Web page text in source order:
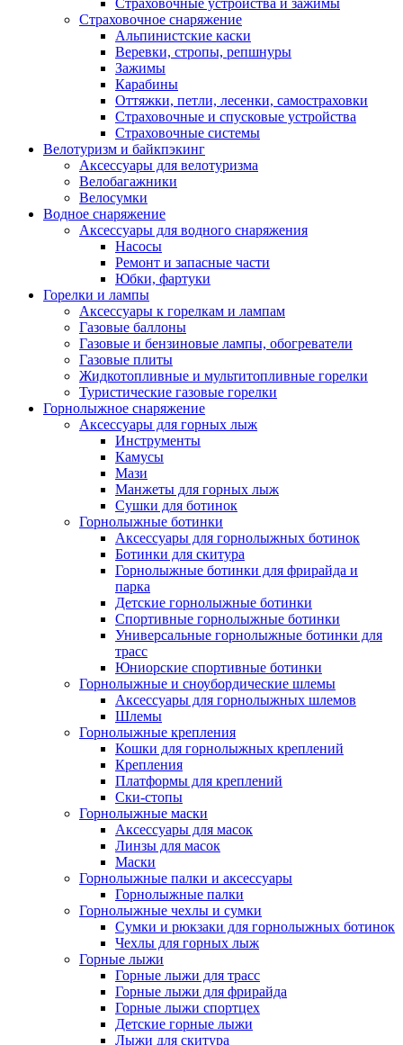
Страховочные устройства и зажимы
Страховочное снаряжение
Альпинистские каски
Веревки, стропы, репшнуры
Зажимы
Карабины
Оттяжки, петли, лесенки, самостраховки
Страховочные и спусковые устройства
Страховочные системы
Велотуризм и байкпэкинг
Аксессуары для велотуризма
Велобагажники
Велосумки
Водное снаряжение
Аксессуары для водного снаряжения
Насосы
Ремонт и запасные части
Юбки, фартуки
Горелки и лампы
Аксессуары к горелкам и лампам
Газовые баллоны
Газовые и бензиновые лампы, обогреватели
Газовые плиты
Жидкотопливные и мультитопливные горелки
Туристические газовые горелки
Горнолыжное снаряжение
Аксессуары для горных лыж
Инструменты
Камусы
Мази
Манжеты для горных лыж
Сушки для ботинок
Горнолыжные ботинки
Аксессуары для горнолыжных ботинок
Ботинки для скитура
Горнолыжные ботинки для фрирайда и
парка
Детские горнолыжные ботинки
Спортивные горнолыжные ботинки
Универсальные горнолыжные ботинки для
трасс
Юниорские спортивные ботинки
Горнолыжные и сноубордические шлемы
Аксессуары для горнолыжных шлемов
Шлемы
Горнолыжные крепления
Кошки для горнолыжных креплений
Крепления
Платформы для креплений
Ски-стопы
Горнолыжные маски
Аксессуары для масок
Линзы для масок
Маски
Горнолыжные палки и аксессуары
Горнолыжные палки
Горнолыжные чехлы и сумки
Сумки и рюкзаки для горнолыжных ботинок
Чехлы для горных лыж
Горные лыжи
Горные лыжи для трасс
Горные лыжи для фрирайда
Горные лыжи спортцех
Детские горные лыжи
Лыжи для скитура